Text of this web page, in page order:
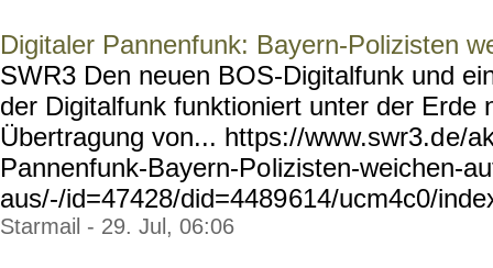
Digitaler Pannenfunk: Bayern-Polizisten
SWR3 Den neuen BOS-Digitalfunk und
der Digitalfunk funktioniert unter der Erde
Übertragung von... https://www.swr3.de/
Pannenfunk-Bayern-Polizisten-weichen-
aus/-/id=47428/did=4489614/ucm4c0/
Starmail - 29. Jul, 06:06